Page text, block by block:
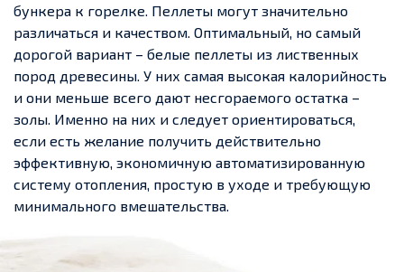
бункера к горелке. Пеллеты могут значительно
различаться и качеством. Оптимальный, но самый
дорогой вариант – белые пеллеты из лиственных
пород древесины. У них самая высокая калорийность
и они меньше всего дают несгораемого остатка –
золы. Именно на них и следует ориентироваться,
если есть желание получить действительно
эффективную, экономичную автоматизированную
систему отопления, простую в уходе и требующую
минимального вмешательства.